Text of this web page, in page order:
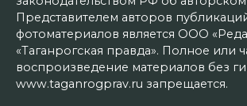
Представителем авторов
фотоматериалов является ООО
«Таганрогская правда». Полное или
воспроизведение материалов без
www.taganrogprav.ru запрещается.